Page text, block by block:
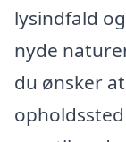
lysindfald
nyde
du ønsker